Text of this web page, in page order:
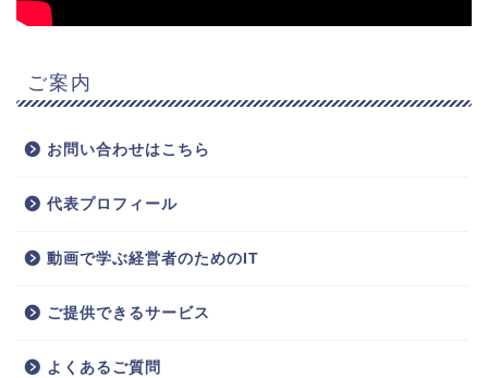
ご案内
お問い合わせはこちら
代表プロフィール
動画で学ぶ経営者のためのIT
ご提供できるサービス
よくあるご質問